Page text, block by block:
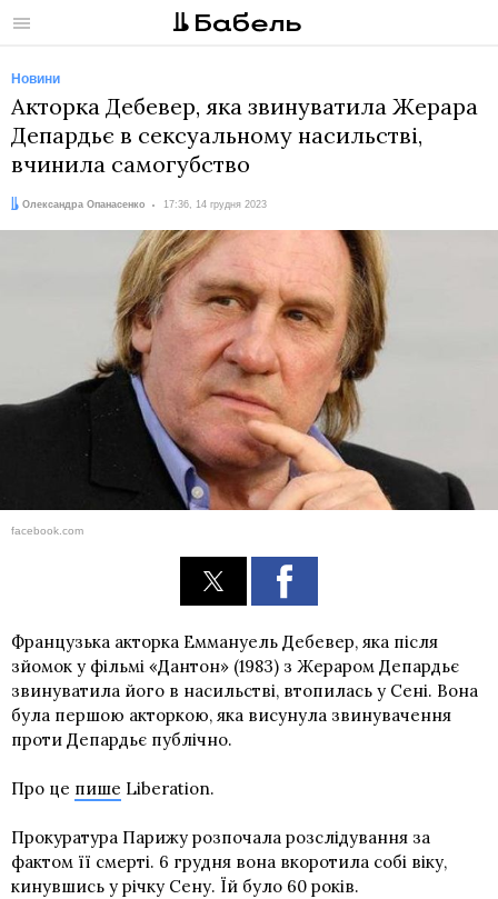
Меню
Новини
Акторка Дебевер, яка звинуватила Жерара
Депардьє в сексуальному насильстві,
вчинила самогубство
Автор:
Олександра Опанасенко
Дата: 17:36, 14 грудня 2023
facebook.com
Французька акторка Еммануель Дебевер, яка після
зйомок у фільмі «Дантон» (1983) з Жераром Депардьє
звинуватила його в насильстві, втопилась у Сені. Вона
була першою акторкою, яка висунула звинувачення
проти Депардьє публічно.
Про це пише Liberation.
Прокуратура Парижу розпочала розслідування за
фактом її смерті. 6 грудня вона вкоротила собі віку,
кинувшись у річку Сену. Їй було 60 років.